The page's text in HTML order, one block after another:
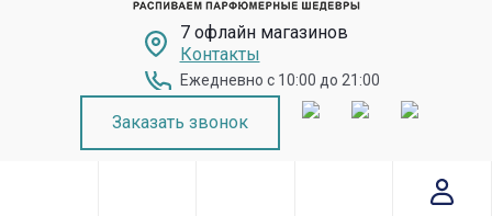
7 офлайн магазинов
Контакты
Ежедневно с 10:00 до 21:00
Заказать звонок